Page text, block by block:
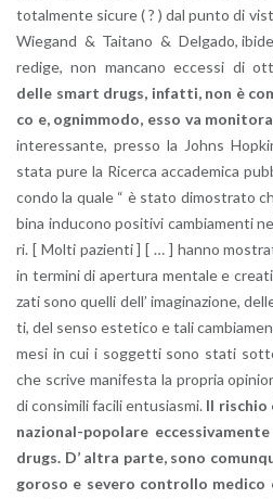
to­tal­men­te si­cu­re ( ? ) dal punto di
Wie­gand & Tai­ta­no & Del­ga­do,
re­di­ge, non man­ca­no ec­ces­si di
delle smart drugs, in­fat­ti, non è
co e, ognim­mo­do, esso va
in­te­res­san­te, pres­so la Johns
stata pure la Ri­cer­ca ac­ca­de­mi­ca
con­do la quale “ è stato di­mo­stra­to
bi­na in­du­co­no po­si­ti­vi cam­bia­men­ti
ri. [ Molti pa­zien­ti ] [ … ] hanno
in ter­mi­ni di aper­tu­ra men­ta­le e
za­ti sono quel­li dell’ ima­gi­na­zio­ne,
ti, del senso este­ti­co e tali
mesi in cui i sog­get­ti sono stati
che scri­ve ma­ni­fe­sta la pro­pria
di con­si­mi­li fa­ci­li en­tu­sia­smi. Il ri­schio
na­zio­nal-po­po­la­re
drugs. D’ altra parte, sono
go­ro­so e se­ve­ro con­trol­lo me­di­co